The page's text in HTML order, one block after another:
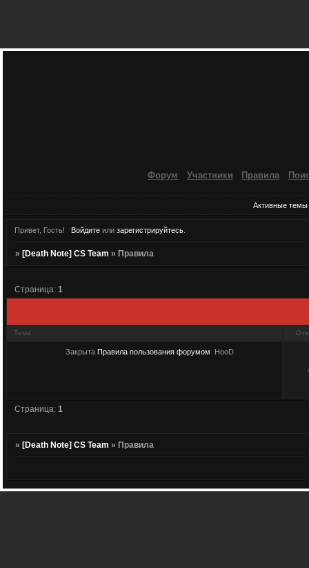
Форум Участники Правила
Активные темы
Привет, Гость! Войдитеили зарегистрируйтесь.
» [Death Note] CS Team » Правила
Страница:1
Тема
Закрыта Правила пользования форумом HooD
Страница: 1
» [Death Note] CS Team » Правила